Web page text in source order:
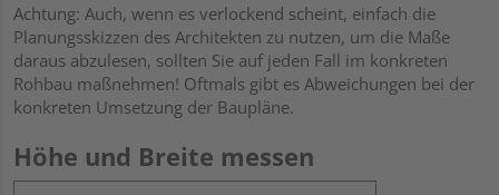
Achtung: Auch, wenn es verlockend scheint, einfach die
Planungsskizzen des Architekten zu nutzen, um die Maße
daraus abzulesen, sollten Sie auf jeden Fall im konkreten
Rohbau maßnehmen! Oftmals gibt es Abweichungen bei der
konkreten Umsetzung der Baupläne.
Höhe und Breite messen